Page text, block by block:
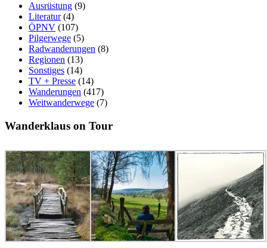
Ausrüstung (9)
Literatur(4)
ÖPNV (107)
Pilgerwege (5)
Radwanderungen (8)
Regionen (13)
Sonstiges (14)
TV + Presse (14)
Wanderungen (417)
Weitwanderwege (7)
Wanderklaus on Tour